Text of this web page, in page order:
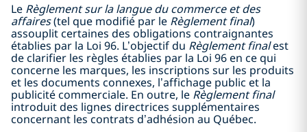
Le Règlement sur la langue du commerce et des
affaires(tel que modifié par le Règlement final)
assouplit certaines des obligations contraignantes
établies par la Loi 96. L’objectif du Règlement finalest
de clarifier les règles établies par la Loi 96 en ce qui
concerne les marques, les inscriptions sur les produits
et les documents connexes, l’affichage public et la
publicité commerciale. En outre, le Règlement final
introduit des lignes directrices supplémentaires
concernant les contrats d’adhésion au Québec.